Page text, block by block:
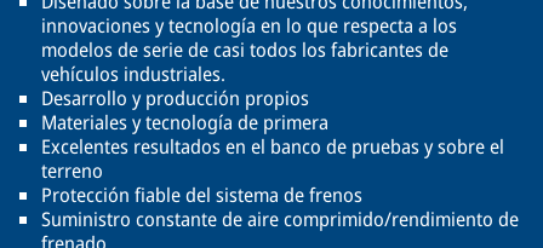
innovaciones y tecnología en lo que respecta a los
modelos de serie de casi todos los fabricantes de
vehículos industriales.
Desarrollo y producción propios
Materiales y tecnología de primera
Excelentes resultados en el banco de pruebas y sobre el
terreno
Protección fiable del sistema de frenos
Suministro constante de aire comprimido/rendimiento de